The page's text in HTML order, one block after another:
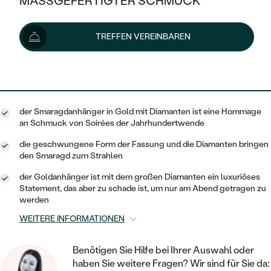
KLASSISCH
V-FORM
VINTAGE
AUSSERGEWÖHNLICHE
GEHÄMMERTE
VON HAND GRAVIERTE
MIT MEHREREN DIAMANTEN
HALO
VINTAGE
AUSSERGEWÖHNLICH
GESTALTE EINEN RING
DIAMANTEN ZUM EINFASSEN
AUSVERKAUF
WENN SCHMUCK HILFT
NACH TYP
OHRRINGE
RINGE
ANHÄNGER / KETTEN
ARMBÄNDER
HERRENSCHMUCK
PLATIN
OHRSTECKER
MINIMALISTISCHE
OHRHÄNGER
SOLITÄR
HERZ
GOLD
SILBER
NACH STYL
SOLITÄR
ZUR GEBURT EINES KINDES
PERSONALISIERT
MINIMALISTISCH
AUSVERKAUF
GOLD
SILBER
PLATIN
NACH STYL
MEMOIRE
MINIMALISTISCHE
TREFFEN VEREINBAREN
10 102 €
Lieferoptionen
der Smaragdanhänger in Gold mit Diamanten ist eine Hommage
an Schmuck von Soirées der Jahrhundertwende
die geschwungene Form der Fassung und die Diamanten bringen
den Smaragd zum Strahlen
der Goldanhänger ist mit dem großen Diamanten ein luxuriöses
Statement, das aber zu schade ist, um nur am Abend getragen zu
werden
WEITERE INFORMATIONEN
Benötigen Sie Hilfe bei Ihrer Auswahl oder
haben Sie weitere Fragen? Wir sind für Sie da: